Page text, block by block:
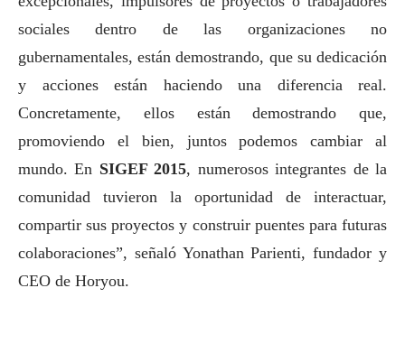
sociales dentro de las organizaciones no
gubernamentales, están demostrando, que su dedicación
y acciones están haciendo una diferencia real.
Concretamente, ellos están demostrando que,
promoviendo el bien, juntos podemos cambiar al
mundo. En SIGEF 2015, numerosos integrantes de la
comunidad tuvieron la oportunidad de interactuar,
compartir sus proyectos y construir puentes para futuras
colaboraciones”, señaló Yonathan Parienti, fundador y
CEO de Horyou.